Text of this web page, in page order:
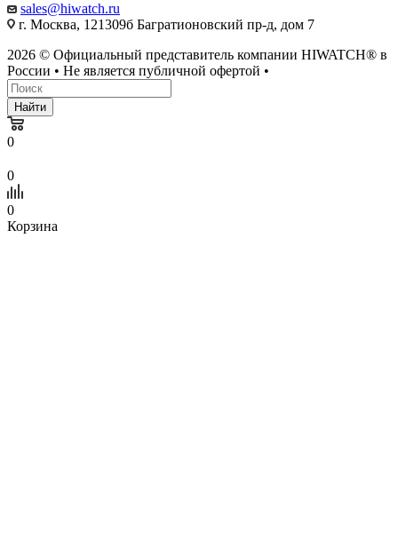
sales@hiwatch.ru
г. Москва, 121309б Багратионовский пр-д, дом 7
2026 © Официальный представитель компании HIWATCH® в
России • Не является публичной офертой •
Найти
0
0
0
Корзина